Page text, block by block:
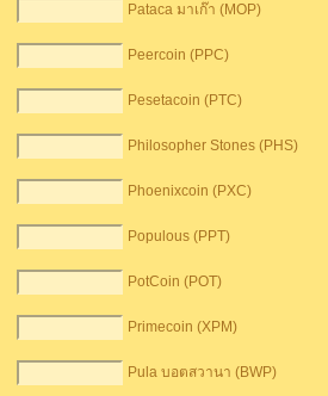
Pataca มาเก๊า (MOP)
Peercoin (PPC)
Pesetacoin (PTC)
Philosopher Stones (PHS)
Phoenixcoin (PXC)
Populous (PPT)
PotCoin (POT)
Primecoin (XPM)
Pula บอตสวานา (BWP)